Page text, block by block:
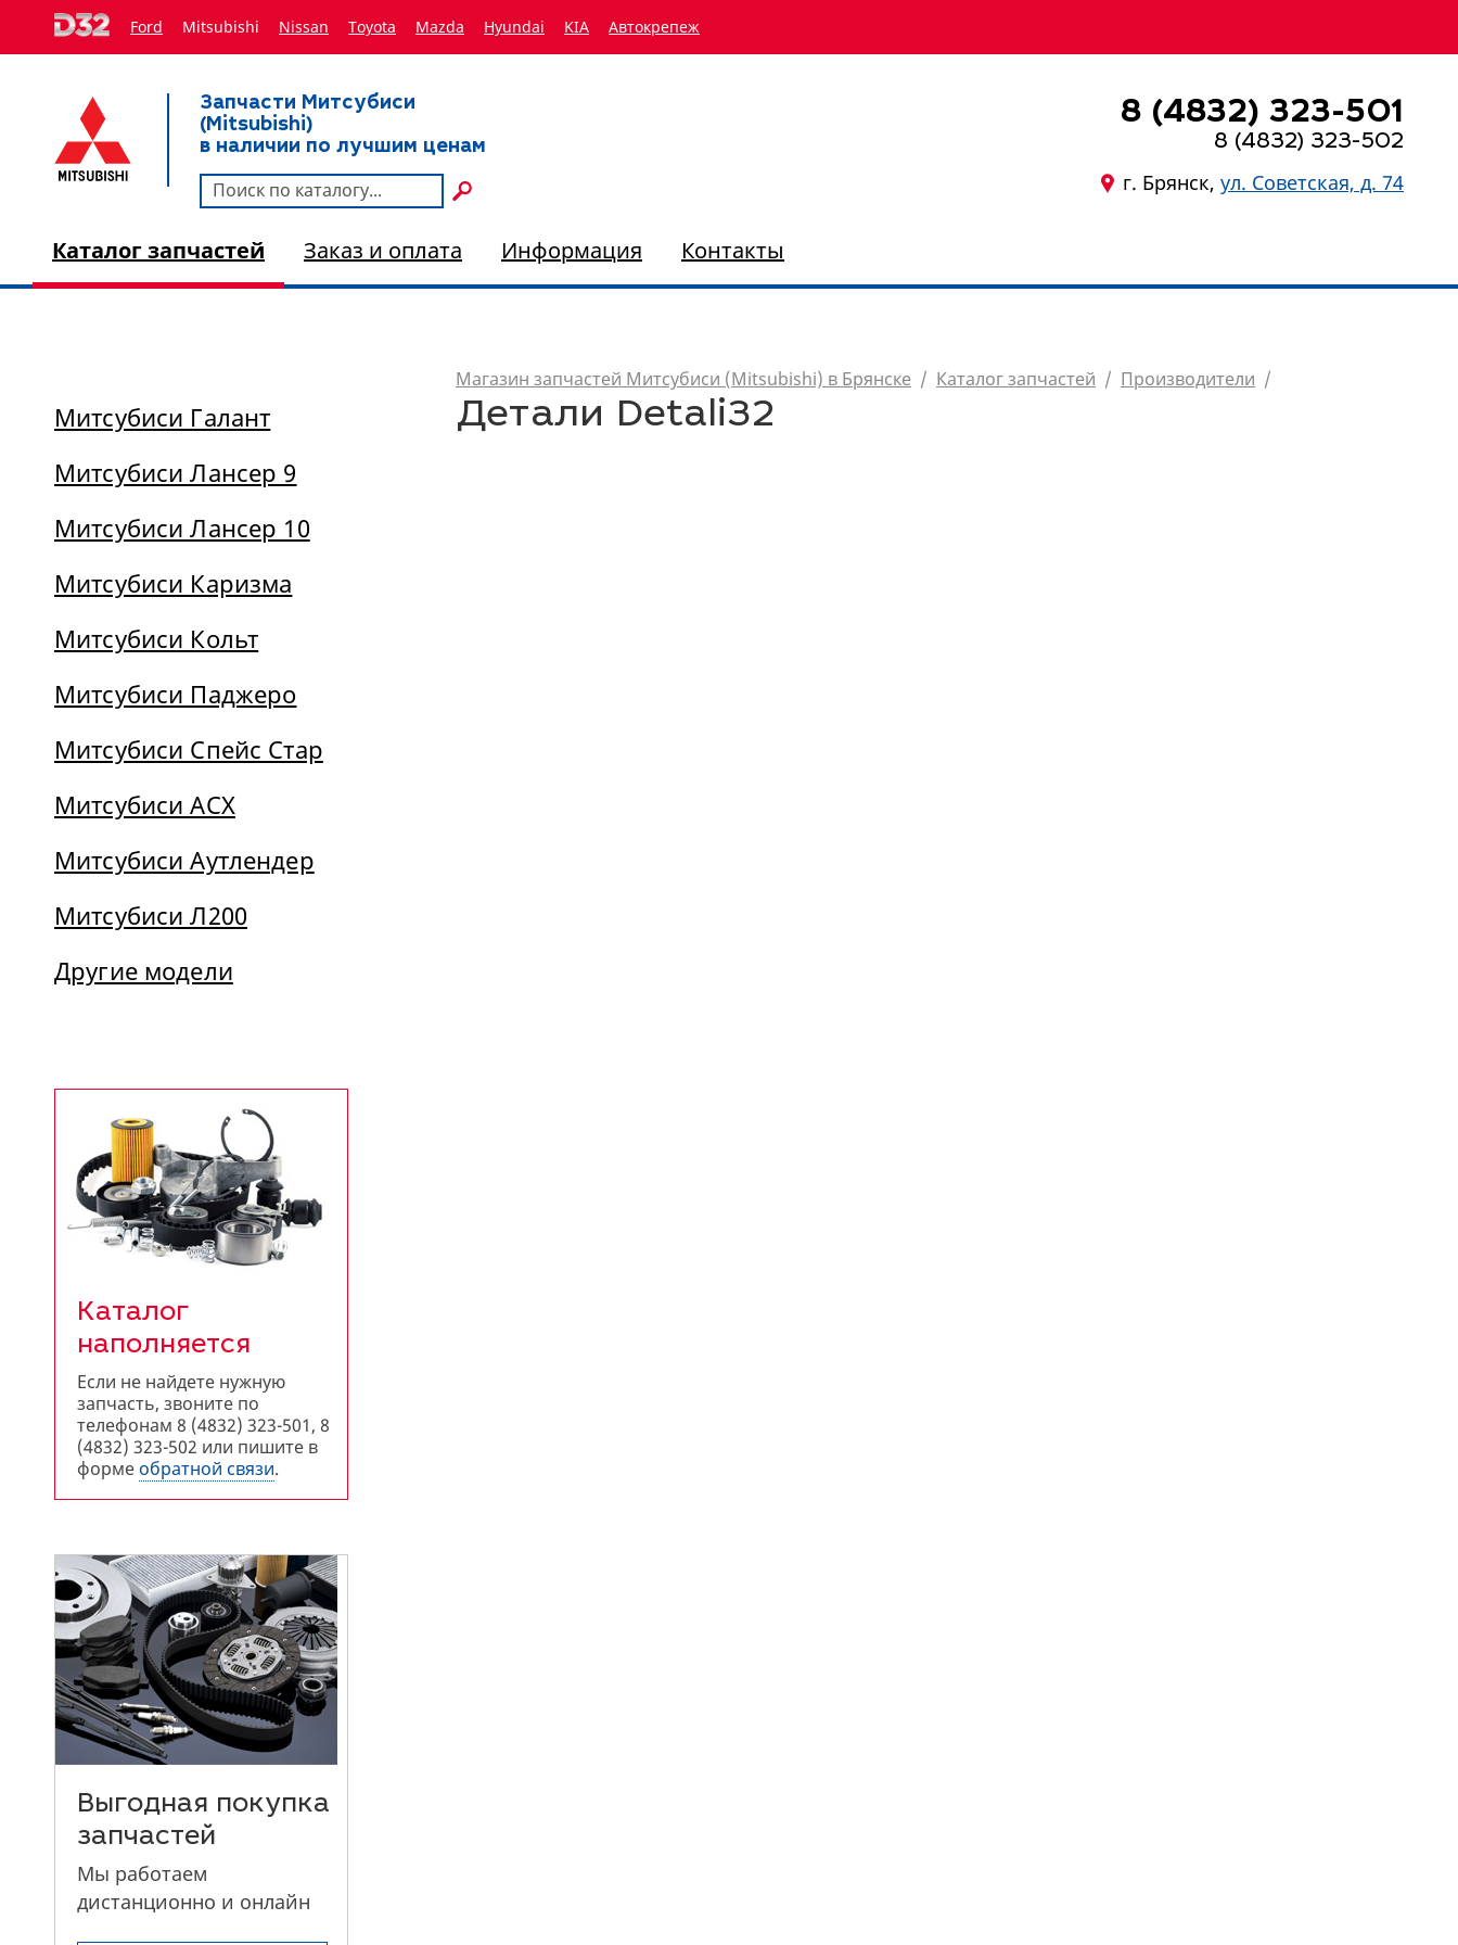
Ford Mitsubishi Nissan Toyota Мazda Hyundai KIA Автокрепеж
Запчасти Митсубиси
(Mitsubishi)
в наличии по лучшим ценам
8 (4832) 323-501
8 (4832) 323-502
г. Брянск, ул. Советская, д. 74
Каталог запчастей Заказ и оплата Информация Контакты
Митсубиси Галант
Митсубиси Лансер 9
Митсубиси Лансер 10
Митсубиси Каризма
Митсубиси Кольт
Митсубиси Паджеро
Митсубиси Спейс Стар
Митсубиси АСХ
Митсубиси Аутлендер
Митсубиси Л200
Другие модели
Каталог
наполняется
Если не найдете нужную
запчасть, звоните по
телефонам 8 (4832) 323-501, 8
(4832) 323-502 или пишите в
форме обратной связи.
Выгодная покупка
запчастей
Мы работаем
дистанционно и онлайн
Магазин запчастей Митсубиси (Mitsubishi) в Брянске / Каталог запчастей / Производители /
Детали Detali32